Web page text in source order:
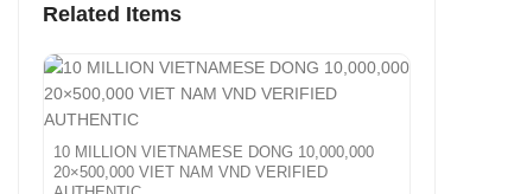
Related Items
10 MILLION VIETNAMESE DONG 10,000,000
20×500,000 VIET NAM VND VERIFIED